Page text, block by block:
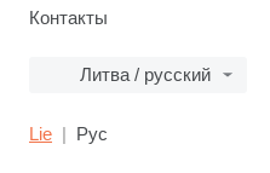
Контакты
Литва / русский
Lie Рус